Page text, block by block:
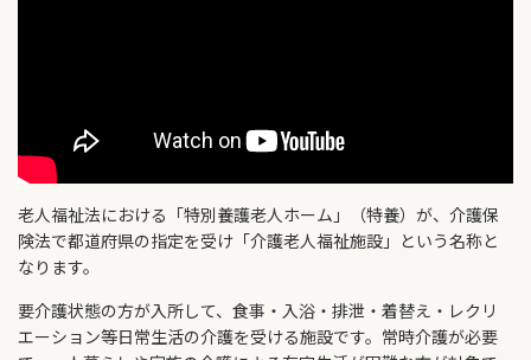
老人福祉法における「特別養護老人ホーム」（特養）が、介護保
険法で都道府県の指定を受け「介護老人福祉施設」という名称と
なります。
要介護状態の方が入所して、食事・入浴・排泄・着替え・レクリ
エーション等日常生活の介護を受ける施設です。常時介護が必要